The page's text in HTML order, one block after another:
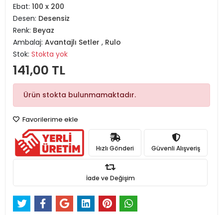
Ebat: 100 x 200
Desen: Desensiz
Renk: Beyaz
Ambalaj: Avantajlı Setler , Rulo
Stok: Stokta yok
141,00 TL
Ürün stokta bulunmamaktadır.
Favorilerime ekle
Hızlı Gönderi Güvenli Alışveriş
İade ve Değişim